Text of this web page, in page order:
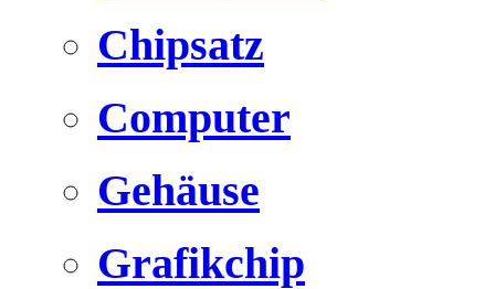
Chipsatz
Computer
Gehäuse
Grafikchip